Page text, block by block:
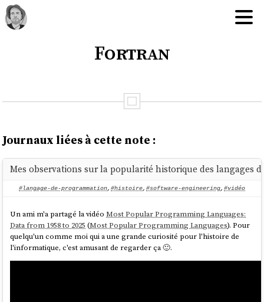
Fortran
Journaux liées à cette note :
Mes observations sur la popularité historique des langages
#langage-de-programmation, #histoire, #software-engineering, #vidéo
Un ami m'a partagé la vidéoMost Popular Programming Languages:
Data from 1958 to 2025 (Most Popular Programming Languages). Pour
quelqu'un comme moi qui a une grande curiosité pour l'histoire de
l'informatique, c'est amusant de regarder ça 🙂.